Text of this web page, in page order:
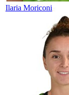
Ilaria Moriconi